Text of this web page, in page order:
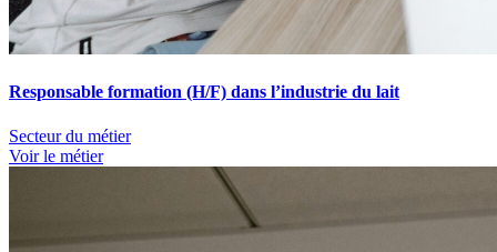
Responsable formation (H/F) dans l’industrie du lait
Secteur du métier
Voir le métier